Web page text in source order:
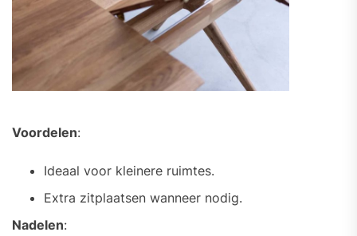
Voordelen:
Ideaal voor kleinere ruimtes.
Extra zitplaatsen wanneer nodig.
Nadelen: